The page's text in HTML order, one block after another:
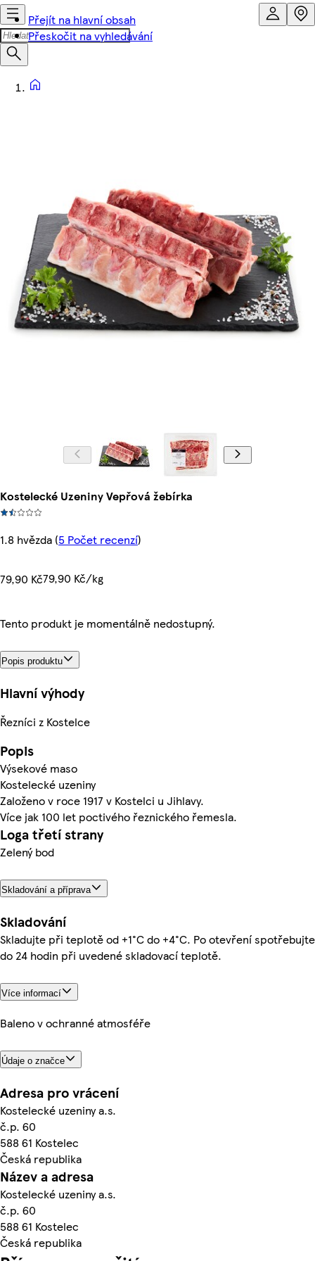
Přejít na hlavní obsah
Přeskočit na vyhledávání
Kostelecké Uzeniny Vepřová žebírka
1.8 hvězda (5 Počet recenzí)
79,90 Kč79,90 Kč/kg
Tento produkt je momentálně nedostupný.
Popis produktu
Hlavní výhody
Řezníci z Kostelce
Popis
Výsekové maso
Kostelecké uzeniny
Založeno v roce 1917 v Kostelci u Jihlavy.
Více jak 100 let poctivého řeznického řemesla.
Loga třetí strany
Zelený bod
Skladování a příprava
Skladování
Skladujte při teplotě od +1°C do +4°C. Po otevření spotřebujte
do 24 hodin při uvedené skladovací teplotě.
Více informací
Baleno v ochranné atmosféře
Údaje o značce
Adresa pro vrácení
Kostelecké uzeniny a.s.
č.p. 60
588 61 Kostelec
Česká republika
Název a adresa
Kostelecké uzeniny a.s.
č.p. 60
588 61 Kostelec
Česká republika